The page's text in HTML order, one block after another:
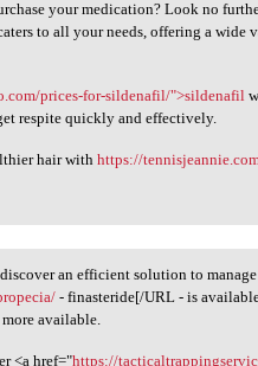
to
your medication? Look no
to all your needs, offering a wide
prices-for-sildenafil/">sildenafil
respite quickly and effectively.
hair withhttps://
an efficient solution to manage
- finasteride[/URL - is
available.
<a href="https://